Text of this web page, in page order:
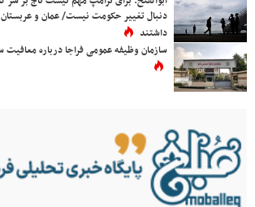
دنبال تغییر حکومت نیست/ عمان و
داشتند
سازمان وظیفه عمومی فراجا درباره معافیت